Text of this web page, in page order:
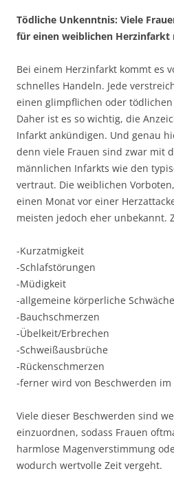
Tödliche Unkenntnis: Viele
für einen weiblichen Herzinfarkt
Bei einem Herzinfarkt kommt es
schnelles Handeln. Jede
einen glimpflichen oder
Daher ist es so wichtig, die
Infarkt ankündigen. Und genau
denn viele Frauen sind zwar mit
männlichen Infarkts wie den
vertraut. Die weiblichen
einen Monat vor einer
meisten jedoch eher unbekannt.
-Kurzatmigkeit
-Schlafstörungen
-Müdigkeit
-allgemeine körperliche Schwäche
-Bauchschmerzen
-Übelkeit/Erbrechen
-Schweißausbrüche
-Rückenschmerzen
-ferner wird von Beschwerden
Viele dieser Beschwerden sind
einzuordnen, sodass Frauen
harmlose Magenverstimmung
wodurch wertvolle Zeit vergeht.